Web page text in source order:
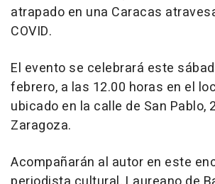
atrapado en una Caracas
COVID.
El evento se celebrará este
febrero, a las 12.00 horas en el
ubicado en la calle de San Pablo,
Zaragoza.
Acompañarán al autor en este